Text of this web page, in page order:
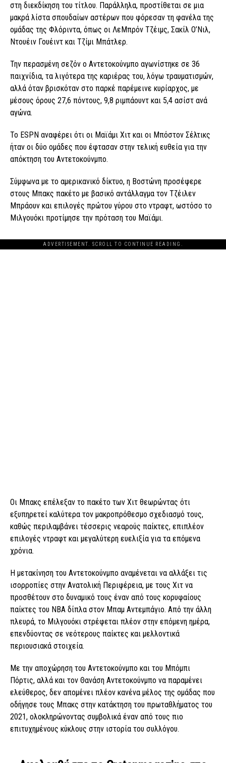
στη διεκδίκηση του τίτλου. Παράλληλα, προστίθεται σε μια
μακρά λίστα σπουδαίων αστέρων που φόρεσαν τη φανέλα της
ομάδας της Φλόριντα, όπως οι ΛεΜπρόν Τζέιμς, Σακίλ Ο’Νιλ,
Ντουέιν Γουέιντ και Τζίμι Μπάτλερ.
Την περασμένη σεζόν ο Αντετοκούνμπο αγωνίστηκε σε 36
παιχνίδια, τα λιγότερα της καριέρας του, λόγω τραυματισμών,
αλλά όταν βρισκόταν στο παρκέ παρέμεινε κυρίαρχος, με
μέσους όρους 27,6 πόντους, 9,8 ριμπάουντ και 5,4 ασίστ ανά
αγώνα.
Το ESPN αναφέρει ότι οι Μαϊάμι Χιτ και οι Μπόστον Σέλτικς
ήταν οι δύο ομάδες που έφτασαν στην τελική ευθεία για την
απόκτηση του Αντετοκούνμπο.
Σύμφωνα με το αμερικανικό δίκτυο, η Βοστώνη προσέφερε
στους Μπακς πακέτο με βασικό αντάλλαγμα τον Τζέιλεν
Μπράουν και επιλογές πρώτου γύρου στο ντραφτ, ωστόσο το
Μιλγουόκι προτίμησε την πρόταση του Μαϊάμι.
ADVERTISEMENT. SCROLL TO CONTINUE READING.
Οι Μπακς επέλεξαν το πακέτο των Χιτ θεωρώντας ότι
εξυπηρετεί καλύτερα τον μακροπρόθεσμο σχεδιασμό τους,
καθώς περιλαμβάνει τέσσερις νεαρούς παίκτες, επιπλέον
επιλογές ντραφτ και μεγαλύτερη ευελιξία για τα επόμενα
χρόνια.
Η μετακίνηση του Αντετοκούνμπο αναμένεται να αλλάξει τις
ισορροπίες στην Ανατολική Περιφέρεια, με τους Χιτ να
προσθέτουν στο δυναμικό τους έναν από τους κορυφαίους
παίκτες του ΝΒΑ δίπλα στον Μπαμ Αντεμπάγιο. Από την άλλη
πλευρά, το Μιλγουόκι στρέφεται πλέον στην επόμενη ημέρα,
επενδύοντας σε νεότερους παίκτες και μελλοντικά
περιουσιακά στοιχεία.
Με την αποχώρηση του Αντετοκούνμπο και του Μπόμπι
Πόρτις, αλλά και τον Θανάση Αντετοκούνμπο να παραμένει
ελεύθερος, δεν απομένει πλέον κανένα μέλος της ομάδας που
οδήγησε τους Μπακς στην κατάκτηση του πρωταθλήματος του
2021, ολοκληρώνοντας συμβολικά έναν από τους πιο
επιτυχημένους κύκλους στην ιστορία του συλλόγου.